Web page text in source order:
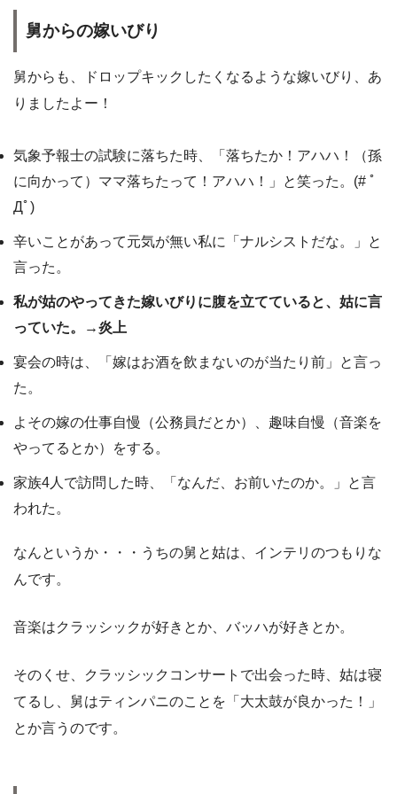
舅からの嫁いびり
舅からも、ドロップキックしたくなるような嫁いびり、あ
りましたよー！
気象予報士の試験に落ちた時、「落ちたか！アハハ！（孫
に向かって）ママ落ちたって！アハハ！」と笑った。(# ﾟ
Дﾟ)
辛いことがあって元気が無い私に「ナルシストだな。」と
言った。
私が姑のやってきた嫁いびりに腹を立てていると、姑に言
っていた。→炎上
宴会の時は、「嫁はお酒を飲まないのが当たり前」と言っ
た。
よその嫁の仕事自慢（公務員だとか）、趣味自慢（音楽を
やってるとか）をする。
家族4人で訪問した時、「なんだ、お前いたのか。」と言
われた。
なんというか・・・うちの舅と姑は、インテリのつもりな
んです。
音楽はクラッシックが好きとか、バッハが好きとか。
そのくせ、クラッシックコンサートで出会った時、姑は寝
てるし、舅はティンパニのことを「大太鼓が良かった！」
とか言うのです。